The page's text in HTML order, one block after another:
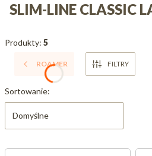
SLIM-LINE CLASSIC
Produkty: 5
ROAMER FILTRY
Lista produktów
Sortowanie:
Domyślne